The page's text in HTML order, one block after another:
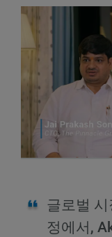
글로벌
정에서,